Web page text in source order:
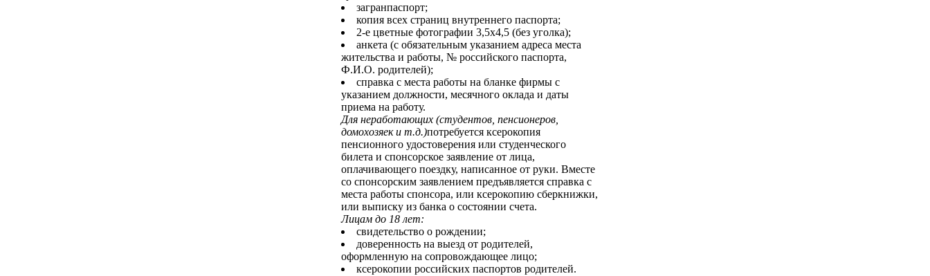
загранпаспорт;
копия всех страниц внутреннего паспорта;
2-е цветные фотографии 3,5x4,5 (без уголка);
анкета (с обязательным указанием адреса места
жительства и работы, № российского паспорта,
Ф.И.О. родителей);
справка с места работы на бланке фирмы с
указанием должности, месячного оклада и даты
приема на работу.
Для неработающих (студентов, пенсионеров,
домохозяек и т.д.)потребуется ксерокопия
пенсионного удостоверения или студенческого
билета и спонсорское заявление от лица,
оплачивающего поездку, написанное от руки. Вместе
со спонсорским заявлением предъявляется справка с
места работы спонсора, или ксерокопию сберкнижки,
или выписку из банка о состоянии счета.
Лицам до 18 лет:
свидетельство о рождении;
доверенность на выезд от родителей,
оформленную на сопровождающее лицо;
ксерокопии российских паспортов родителей.